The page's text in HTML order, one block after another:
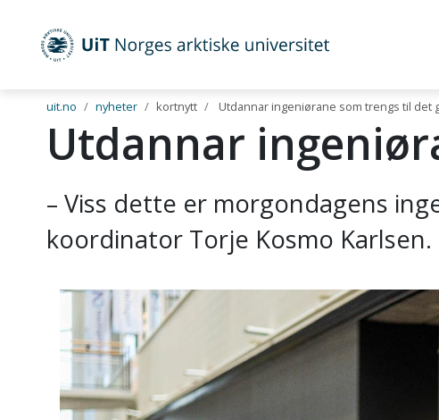
Gå til hovedinnhold
UiT Norges arktiske universitet
uit.no nyheter kortnytt Utdannar ingeniørane som trengs til det
Utdannar
– Viss dette er morgondagens
koordinator Torje Kosmo Karlsen.